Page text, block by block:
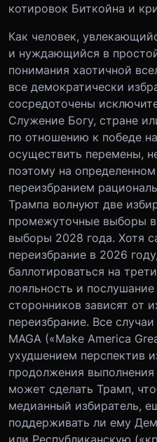
котировок Биткойна и
Как человек,
и нуждающийся в
понимания хаотичной
все демократически
сосредоточены
Служение Богу, стране
по отношению к победе
осуществить перемены,
поэтому на
переизбранием
Трампа волнуют две
промежуточные выборы в
выборы 2028 года. Хотя
переизбрание в 2026
баллотироваться на
лояльность и послушание
сторонников зависят от
переизбрание. Все
MAGA («Make America
ухудшением перспектив
продолжения
может сделать Трамп,
медианный избиратель,
поддерживать ли ему
или Республиканскую